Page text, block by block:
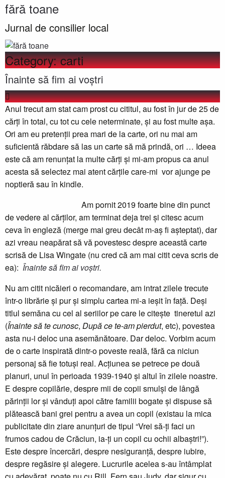
fără toane
Jurnal de consilier local
Category:carti
Înainte să fim ai voștri
Anul trecut am stat cam prost cu cititul, au fost în jur de 25 de
cărți în total, cu tot cu cele neterminate, și au fost multe așa.
Ori am eu pretenții prea mari de la carte, ori nu mai am
suficientă răbdare să las un carte să mă prindă, ori … Ideea
este că am renunțat la multe cărți și mi-am propus ca anul
acesta să selectez mai atent cărțile care-mi vor ajunge pe
noptieră sau în kindle.
Am pornit 2019 foarte bine din punct
de vedere al cărților, am terminat deja trei și citesc acum
ceva în engleză (merge mai greu decât m-aș fi așteptat), dar
azi vreau neapărat să vă povestesc despre această carte
scrisă de Lisa Wingate (nu cred că am mai citit ceva scris de
ea): Înainte să fim ai voștri.
Nu am citit nicăieri o recomandare, am intrat zilele trecute
într-o librărie și pur și simplu cartea mi-a ieșit în față. Deși
titlul semăna cu cel al seriilor pe care le citește tineretul azi
(Înainte să te cunosc, După ce te-am pierdut, etc), povestea
asta nu-i deloc una asemănătoare. Dar deloc. Vorbim acum
de o carte inspirată dintr-o poveste reală, fără ca niciun
personaj să fie totuși real. Acțiunea se petrece pe două
planuri, unul în perioada 1939-1940 și altul în zilele noastre.
E despre copilărie, despre mii de copii smulși de lângă
părinții lor și vânduți apoi către familii bogate și dispuse să
plătească bani grei pentru a avea un copil (existau la mica
publicitate din ziare anunțuri de tipul “Vrei să-ți faci un
frumos cadou de Crăciun, ia-ți un copil cu ochii albaștri!”).
Este despre încercări, despre nesiguranță, despre iubire,
despre regăsire și alegere. Lucrurile acelea s-au întâmplat